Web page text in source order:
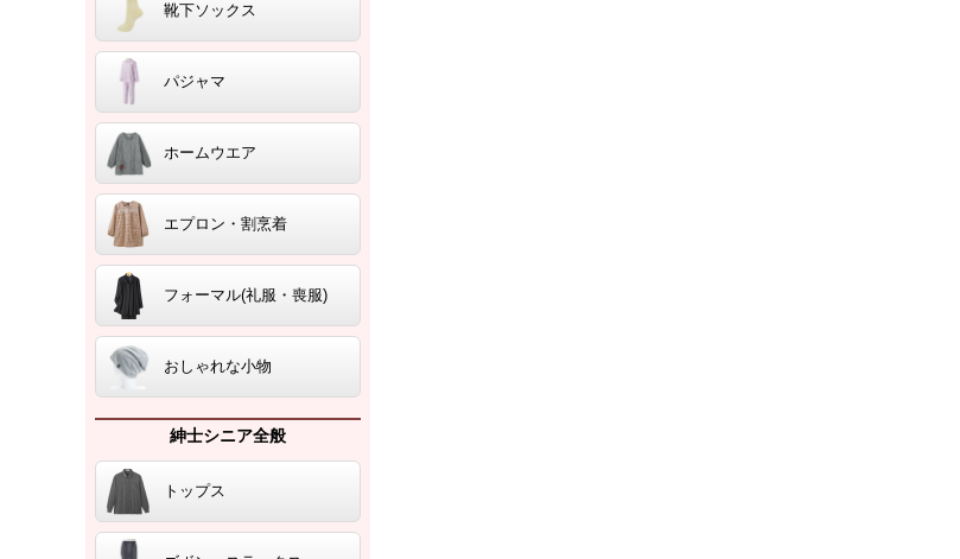
靴下ソックス
パジャマ
ホームウエア
エプロン・割烹着
フォーマル(礼服・喪服)
おしゃれな小物
紳士シニア全般
トップス